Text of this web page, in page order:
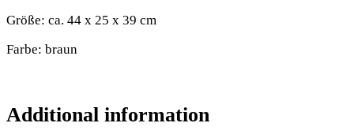
Größe: ca. 44 x 25 x 39 cm
Farbe: braun
Additional information